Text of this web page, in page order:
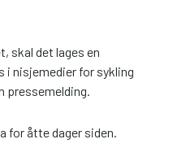
skal det lages en
i nisjemedier for sykling
pressemelding.
for åtte dager siden.